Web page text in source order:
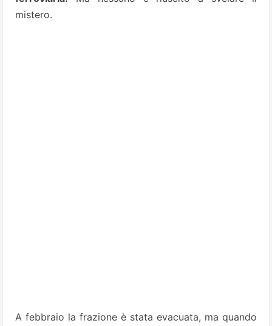
mistero.
A febbraio la frazione è stata evacuata, ma quando